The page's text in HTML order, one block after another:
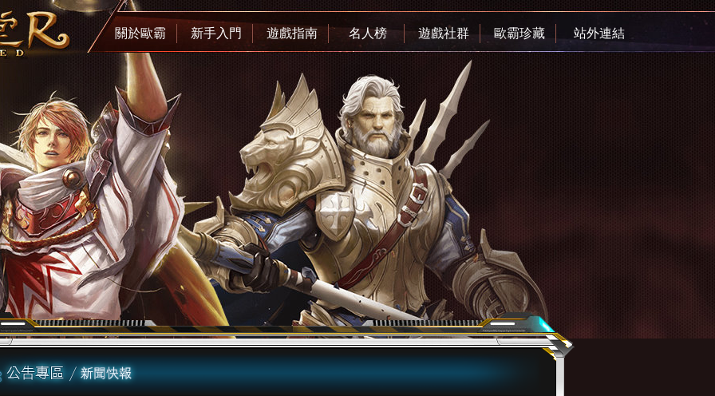
關於歐霸 新手入門 遊戲指南 名人榜 遊戲社群 歐霸珍藏 站外連結